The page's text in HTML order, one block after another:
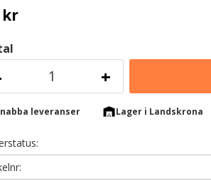
+
leveranser warehouseLager i Landskrona